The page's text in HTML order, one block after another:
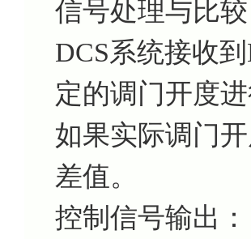
信号处理与比较
DCS系统接收
定的调门开度进
如果实际调门
差值。
控制信号输出：